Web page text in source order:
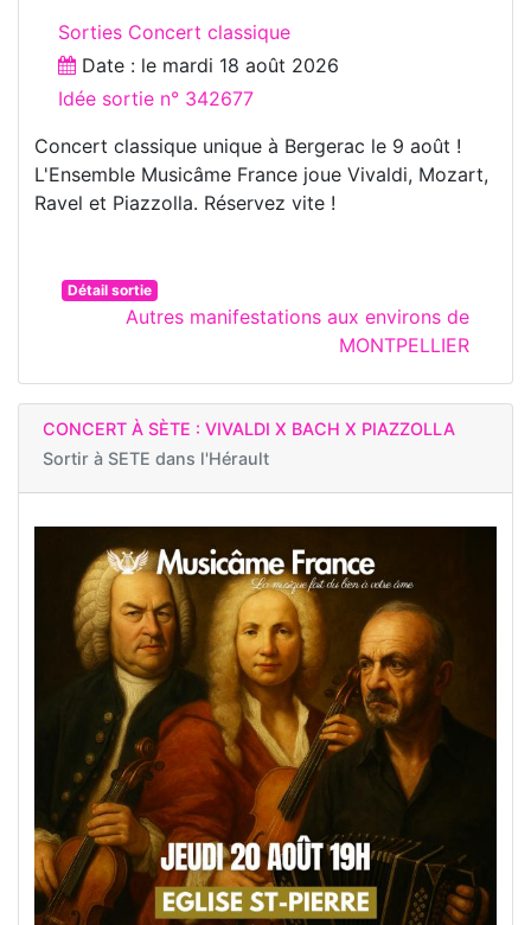
Sorties Concert classique
Date : le mardi 18 août 2026
Idée sortie n° 342677
Concert classique unique à Bergerac le 9 août !
L'Ensemble Musicâme France joue Vivaldi, Mozart,
Ravel et Piazzolla. Réservez vite !
Détail sortie
Autres manifestations aux environs de
MONTPELLIER
CONCERT À SÈTE : VIVALDI X BACH X PIAZZOLLA
Sortir à SETE dans l'Hérault